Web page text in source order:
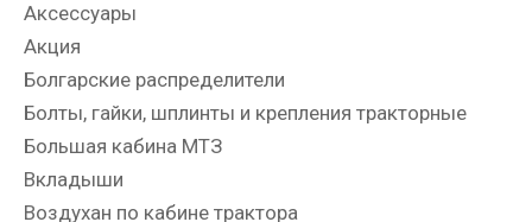
Аксессуары
Акция
Болгарские распределители
Болты, гайки, шплинты и крепления тракторные
Большая кабина МТЗ
Вкладыши
Воздухан по кабине трактора